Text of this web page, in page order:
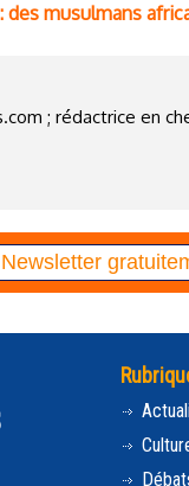
des musulmans
; rédactrice en